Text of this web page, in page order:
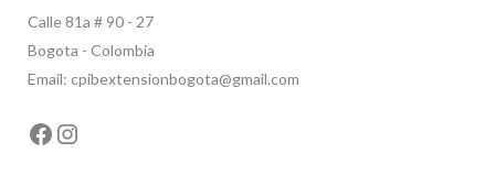
Calle 81a # 90 - 27
Bogota - Colombia
Email: cpibextensionbogota@gmail.com
Facebook
Instagram